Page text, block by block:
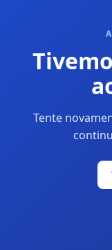
Tente